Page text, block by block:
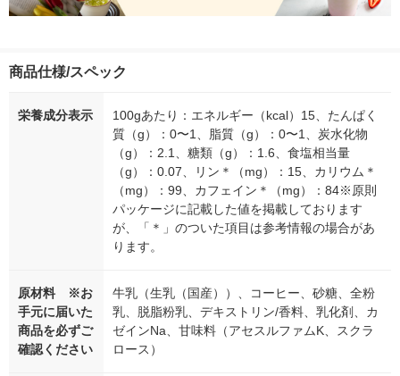
商品仕様/スペック
栄養成分表示
100gあたり：エネルギー（kcal）15、たんぱく
質（g）：0〜1、脂質（g）：0〜1、炭水化物
（g）：2.1、糖類（g）：1.6、食塩相当量
（g）：0.07、リン＊（mg）：15、カリウム＊
（mg）：99、カフェイン＊（mg）：84※原則
パッケージに記載した値を掲載しております
が、「＊」のついた項目は参考情報の場合があ
ります。
原材料 ※お
手元に届いた
商品を必ずご
確認ください
牛乳（生乳（国産））、コーヒー、砂糖、全粉
乳、脱脂粉乳、デキストリン/香料、乳化剤、カ
ゼインNa、甘味料（アセスルファムK、スクラ
ロース）